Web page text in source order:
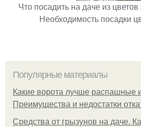
Что посадить на даче из
Необходимость посадки
Популярные материалы
Какие ворота лучше распашные
Преимущества и недостатки
Средства от грызунов на даче.